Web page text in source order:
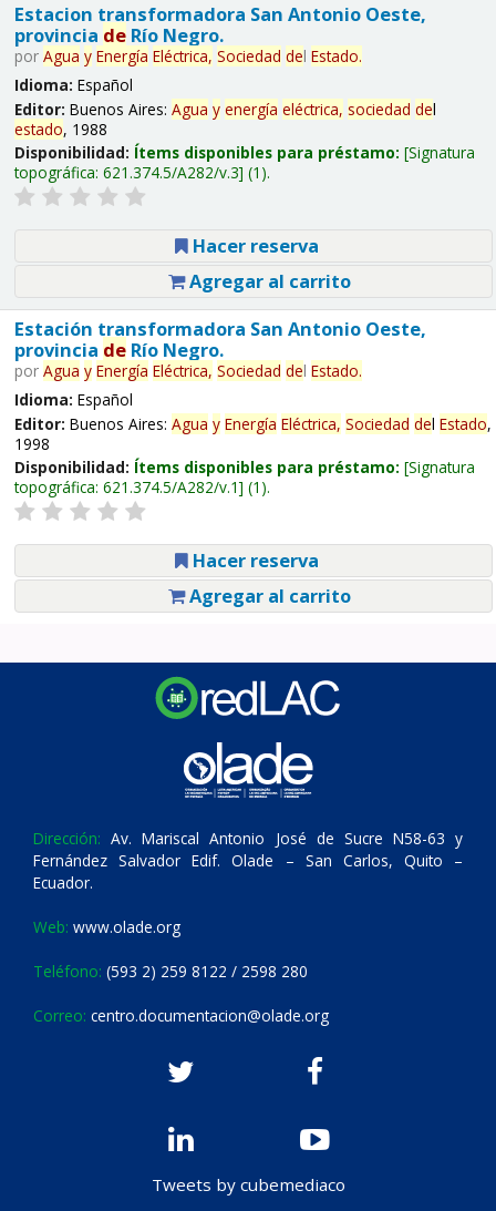
Estacion transformadora San Antonio Oeste,
provincia deRío Negro.
por Agua y Energía Eléctrica, Sociedad del Estado.
Idioma: Español
Editor: Buenos Aires: Agua y energía eléctrica, sociedad del
estado, 1988
Disponibilidad: Ítems disponibles para préstamo: Signatura
topográfica: 621.374.5/A282/v.3 (1).
Hacer reserva
Agregar al carrito
Estación transformadora San Antonio Oeste,
provincia deRío Negro.
por Agua y Energía Eléctrica, Sociedad del Estado.
Idioma: Español
Editor: Buenos Aires: Agua y Energía Eléctrica, Sociedad del Estado,
1998
Disponibilidad: Ítems disponibles para préstamo: Signatura
topográfica: 621.374.5/A282/v.1 (1).
Hacer reserva
Agregar al carrito
Dirección: Av. Mariscal Antonio José de Sucre N58-63 y
Fernández Salvador Edif. Olade – San Carlos, Quito –
Ecuador.
Web: www.olade.org
Teléfono: (593 2) 259 8122 / 2598 280
Correo: centro.documentacion@olade.org
Tweets by cubemediaco